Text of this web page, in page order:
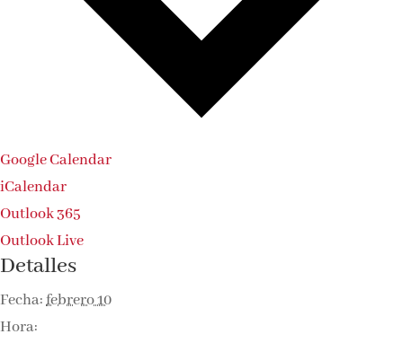
Google Calendar
iCalendar
Outlook 365
Outlook Live
Detalles
Fecha:febrero 10
Hora: